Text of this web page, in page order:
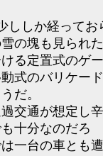
ししか経ってお
の塊も見られ
る定置式のゲ
式のバリケー
だ。
交通が想定し
十分なのだろ
一台の車とも